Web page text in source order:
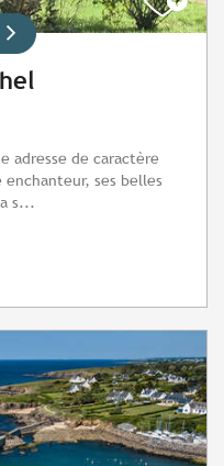
adresse de caractère
enchanteur, ses belles
s...